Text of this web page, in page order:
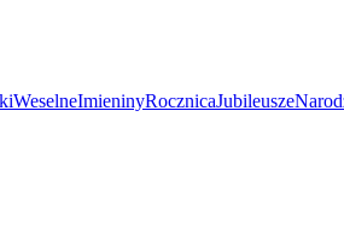
WeselneImieninyRocznicaJubileusze